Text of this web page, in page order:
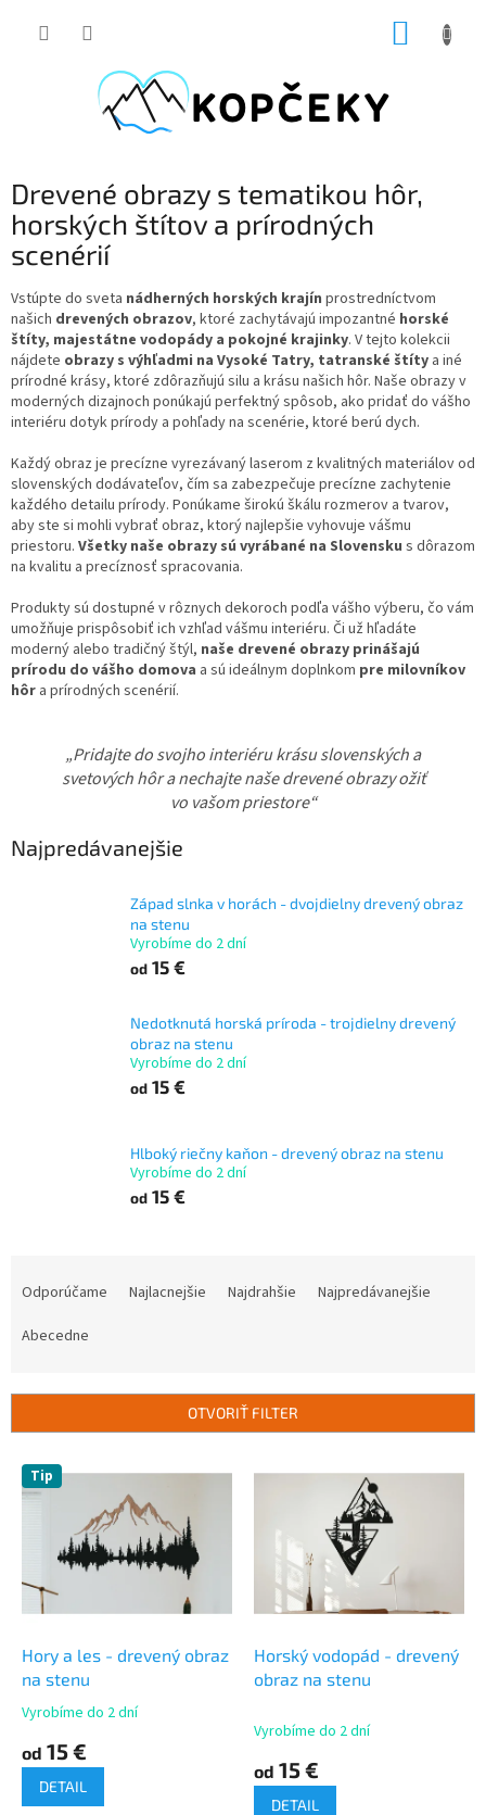
Drevené obrazy s tematikou hôr,
horských štítov a prírodných
scenérií
Vstúpte do sveta nádherných horských krajín prostredníctvom
našich drevených obrazov, ktoré zachytávajú impozantné horské
štíty, majestátne vodopády a pokojné krajinky. V tejto kolekcii
nájdete obrazy s výhľadmi na Vysoké Tatry, tatranské štíty a iné
prírodné krásy, ktoré zdôrazňujú silu a krásu našich hôr. Naše obrazy v
moderných dizajnoch ponúkajú perfektný spôsob, ako pridať do vášho
interiéru dotyk prírody a pohľady na scenérie, ktoré berú dych.
Každý obraz je precízne vyrezávaný laserom z kvalitných materiálov od
slovenských dodávateľov, čím sa zabezpečuje precízne zachytenie
každého detailu prírody. Ponúkame širokú škálu rozmerov a tvarov,
aby ste si mohli vybrať obraz, ktorý najlepšie vyhovuje vášmu
priestoru. Všetky naše obrazy sú vyrábané na Slovensku s dôrazom
na kvalitu a precíznosť spracovania.
Produkty sú dostupné v rôznych dekoroch podľa vášho výberu, čo vám
umožňuje prispôsobiť ich vzhľad vášmu interiéru. Či už hľadáte
moderný alebo tradičný štýl, naše drevené obrazy prinášajú
prírodu do vášho domova a sú ideálnym doplnkom pre milovníkov
hôr a prírodných scenérií.
„Pridajte do svojho interiéru krásu slovenských a
svetových hôr a nechajte naše drevené obrazy ožiť
vo vašom priestore“
Najpredávanejšie
Západ slnka v horách - dvojdielny drevený obraz
na stenu
Vyrobíme do 2 dní
od 15 €
Nedotknutá horská príroda - trojdielny drevený
obraz na stenu
Vyrobíme do 2 dní
od 15 €
Hlboký riečny kaňon - drevený obraz na stenu
Vyrobíme do 2 dní
od 15 €
p
Odporúčame Najlacnejšie Najdrahšie
Najpredávanejšie
Abecedne
OTVORIŤ FILTER
V
p
Tip
Hory a les - drevený obraz
na stenu
Priemerné
produktu
Vyrobíme do 2 dní
od 15 €
DETAIL
Horský vodopád - drevený
obraz na stenu
Vyrobíme do 2 dní
od 15 €
DETAIL